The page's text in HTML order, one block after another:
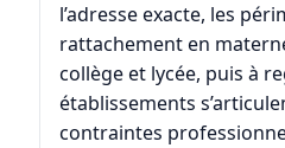
l’adresse exacte, les
rattachement en
collège et lycée, puis à
établissements
contraintes